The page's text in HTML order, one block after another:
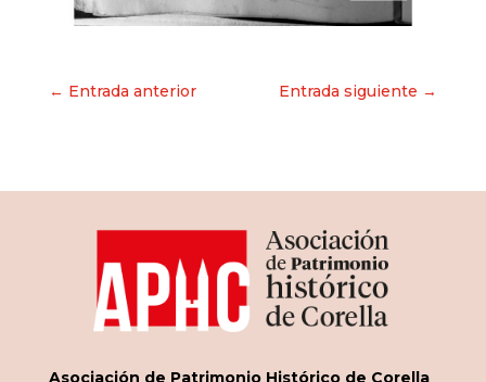
Navegación
← Entrada anterior Entrada siguiente →
Asociación de Patrimonio Histórico de Corella